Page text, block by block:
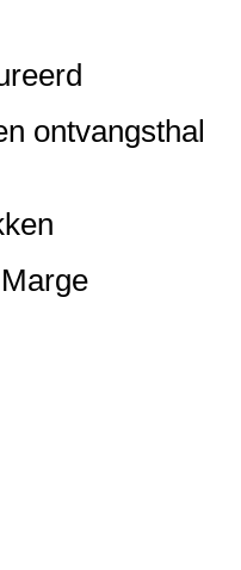
ontvangsthal